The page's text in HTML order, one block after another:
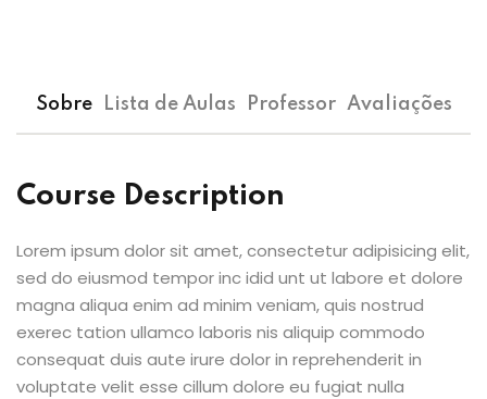
Sobre Lista de Aulas Professor Avaliações
Course Description
Lorem ipsum dolor sit amet, consectetur adipisicing elit,
sed do eiusmod tempor inc idid unt ut labore et dolore
magna aliqua enim ad minim veniam, quis nostrud
exerec tation ullamco laboris nis aliquip commodo
consequat duis aute irure dolor in reprehenderit in
voluptate velit esse cillum dolore eu fugiat nulla